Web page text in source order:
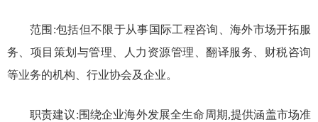
范围:包括但不限于从事国际工程咨询、海外市场开拓服
务、项目策划与管理、人力资源管理、翻译服务、财税咨询
等业务的机构、行业协会及企业。
职责建议:围绕企业海外发展全生命周期,提供涵盖市场准